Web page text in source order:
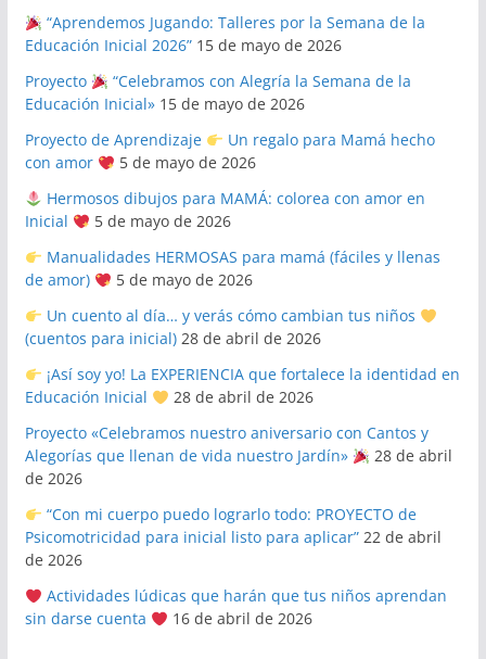
“Aprendemos Jugando: Talleres por la Semana de la
Educación Inicial 2026” 15 de mayo de 2026
Proyecto
“Celebramos con Alegría la Semana de la
Educación Inicial» 15 de mayo de 2026
Proyecto de Aprendizaje
Un regalo para Mamá hecho
con amor
5 de mayo de 2026
Hermosos dibujos para MAMÁ: colorea con amor en
Inicial
5 de mayo de 2026
Manualidades HERMOSAS para mamá (fáciles y llenas
de amor)
5 de mayo de 2026
Un cuento al día… y verás cómo cambian tus niños
(cuentos para inicial) 28 de abril de 2026
¡Así soy yo! La EXPERIENCIA que fortalece la identidad en
Educación Inicial
28 de abril de 2026
Proyecto «Celebramos nuestro aniversario con Cantos y
Alegorías que llenan de vida nuestro Jardín»
28 de abril
de 2026
“Con mi cuerpo puedo lograrlo todo: PROYECTO de
Psicomotricidad para inicial listo para aplicar” 22 de abril
de 2026
Actividades lúdicas que harán que tus niños aprendan
sin darse cuenta
16 de abril de 2026